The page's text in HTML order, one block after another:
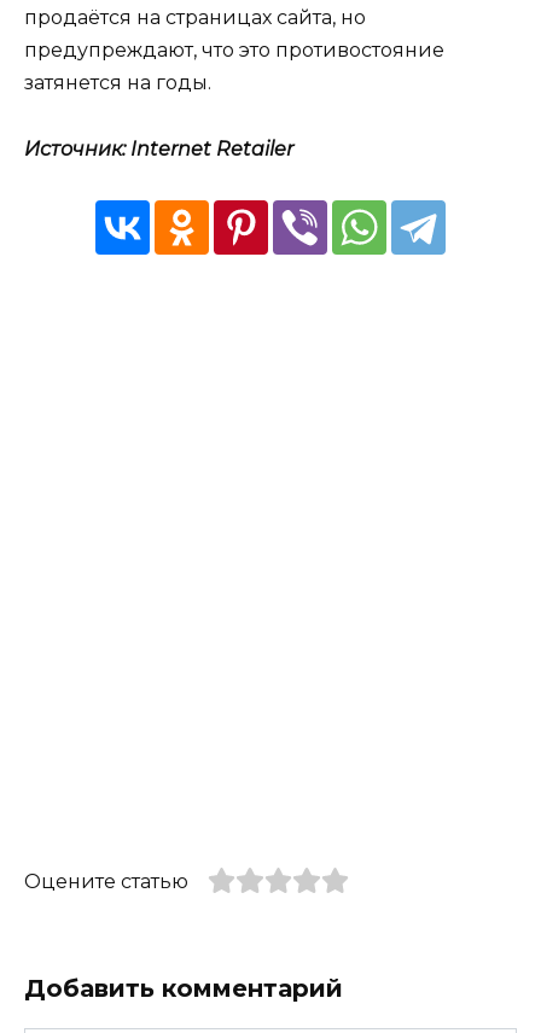
продаётся на страницах сайта, но
предупреждают, что это противостояние
затянется на годы.
Источник: Internet Retailer
Оцените статью
Добавить комментарий